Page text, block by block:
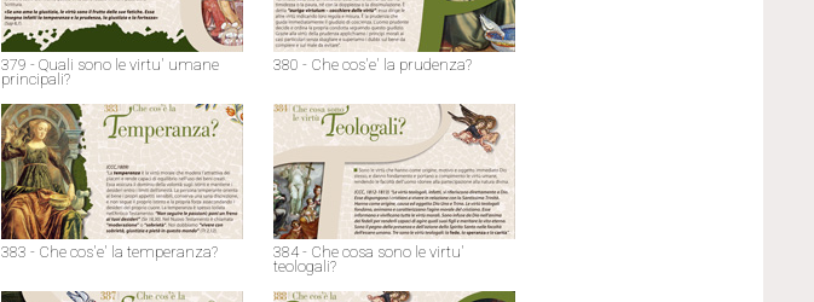
379 - Quali sono le virtu' umane
principali?
380 - Che cos'e' la prudenza?
383 - Che cos'e' la temperanza?
384 - Che cosa sono le virtu'
teologali?